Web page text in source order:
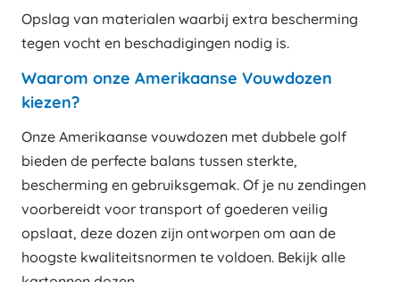
Opslag van materialen waarbij extra bescherming
tegen vocht en beschadigingen nodig is.
Waarom onze Amerikaanse Vouwdozen
kiezen?
Onze Amerikaanse vouwdozen met dubbele golf
bieden de perfecte balans tussen sterkte,
bescherming en gebruiksgemak. Of je nu zendingen
voorbereidt voor transport of goederen veilig
opslaat, deze dozen zijn ontworpen om aan de
hoogste kwaliteitsnormen te voldoen. Bekijk alle